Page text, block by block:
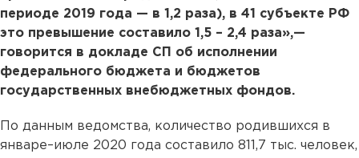
периоде 2019 года — в 1,2 раза), в 41 субъекте РФ
это превышение составило 1,5 – 2,4 раза»,—
говорится в докладе СП об исполнении
федерального бюджета и бюджетов
государственных внебюджетных фондов.
По данным ведомства, количество родившихся в
январе–июле 2020 года составило 811,7 тыс. человек,